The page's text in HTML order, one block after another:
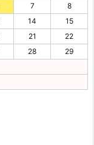
7
8
14
15
21
22
28
29